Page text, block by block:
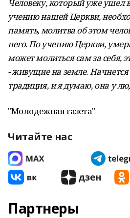
Человеку, который уже ушел
учению нашей Церкви,
память, молитва об этом
него. По учению Церкви,
может молиться сам за себя,
- живущие на земле.
традиция, и я думаю, она у
"Молодежная газета"
Читайте нас
Партнеры